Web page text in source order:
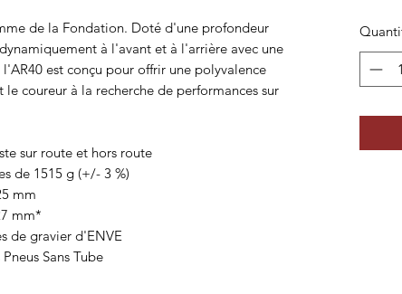
de la Fondation. Doté d'une profondeur
à l'avant et à l'arrière avec une
est conçu pour offrir une polyvalence
coureur à la recherche de performances sur
sur route et hors route
de 1515 g (+/- 3 %)
mm
mm*
de gravier d'ENVE
Sans Tube